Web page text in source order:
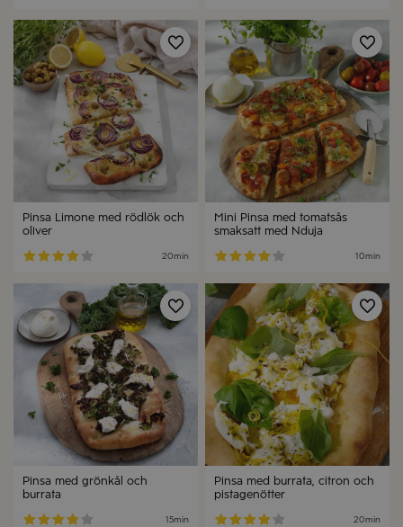
Spara
Pinsa Limone med rödlök och
oliver
20min
Mini Pinsa med tomatsås
smaksatt med Nduja
10min
Spara
Pinsa med grönkål och
burrata
15min
Pinsa med burrata, citron och
pistagenötter
20min